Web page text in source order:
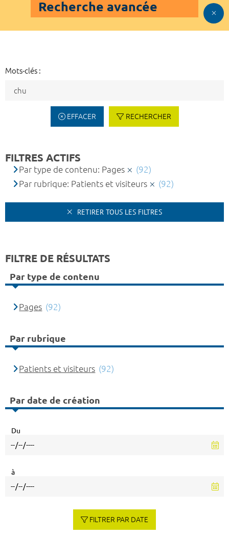
Recherche avancée
Mots-clés :
EFFACER RECHERCHER
FILTRES ACTIFS
Par type de contenu: Pages
(92)
Par rubrique: Patients et visiteurs
(92)
RETIRER TOUS LES FILTRES
FILTRE DE RÉSULTATS
Par type de contenu
Pages (92)
Par rubrique
Patients et visiteurs (92)
Par date de création
Du
à
FILTRER PAR DATE